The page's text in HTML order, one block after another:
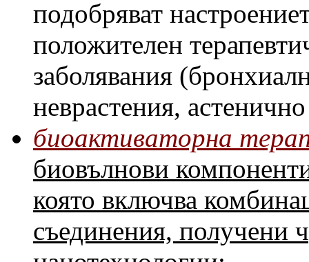
подобряват
положителен
заболявания
неврастения,
биоактиваторна
биовълнови
която включва
съединения, получени